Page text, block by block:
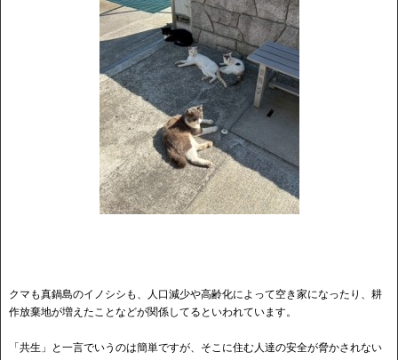
クマも真鍋島のイノシシも、人口減少や高齢化によって空き家になったり、耕
作放棄地が増えたことなどが関係してるといわれています。
「共生」と一言でいうのは簡単ですが、そこに住む人達の安全が脅かされない